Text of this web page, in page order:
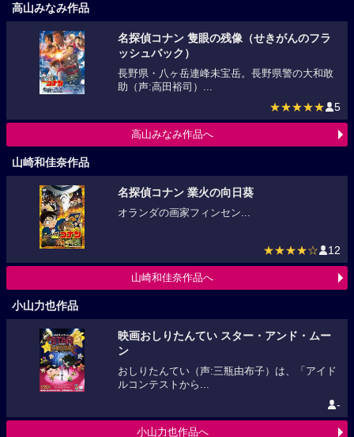
高山みなみ作品
名探偵コナン 隻眼の残像（せきがんのフラ
ッシュバック）
長野県・八ヶ岳連峰未宝岳。長野県警の大和敢
助（声:高田裕司）...
★★★★★ 5
高山みなみ作品へ
山崎和佳奈作品
名探偵コナン 業火の向日葵
オランダの画家フィンセン...
★★★★☆ 12
山崎和佳奈作品へ
小山力也作品
映画おしりたんてい スター・アンド・ムー
ン
おしりたんてい（声:三瓶由布子）は、「アイド
ルコンテストから...
-
小山力也作品へ